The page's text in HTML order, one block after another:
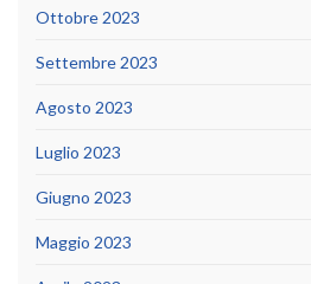
Ottobre 2023
Settembre 2023
Agosto 2023
Luglio 2023
Giugno 2023
Maggio 2023